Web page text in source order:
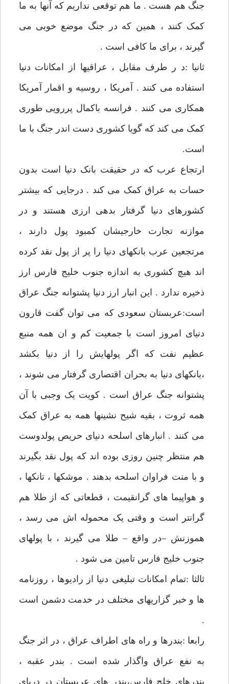
جنگ هم هست . ما هم توقعی نداریم که آنها به ما
کمک کنند ، همین که در جنگ موضع خوبی می
گیرند ، برای ما کافی است .
ثانیا :د ر طرف مقابل ، عراقیها از امکانات دنیا
استفاده می کنند . آمریکا ، روسیه و اقمار آمریکا
همکاری می کنند . فرانسه باکمال پررویی طوری
کمک می کند که گویا کشوری دست اندر جنگ با ما
است.
ارتجاع عرب که در حقیقت بانک دنیا است بدون
حسات به عراق کمک می کند . درجایی که بیشتر
کشورهای دنیا گرفتار بدهی ارزی هستند و در
موازنه تجارت خارجیشان کمبود پول دارند ،
مرتجعین عرب بانکهای دنیا را پر از پول نقد کرده
اند هیچ کشوری به اندازه جنوب خلیج فارس ارز
ذخیره ندارد . این انبار ارز دنیا پشتوانه جنگ عراق
است:عربستان سعودی که می توان گفت قارون
دنیای امروز است با جمعیت کم و ان همه منبع
عظیم نفت که اگر پولهایش را از دنیا بکشد
،بانکهای دنیا به بحران اقتصاری گرفتار می شوند ،
پشتوانه جنگ عراق است . کویت یک وجبی با آن
همه ثروت ، بقیه شیح نشینها همه به عراق کمک
می کنند . انبارهای اسلحه دنیای حریص پولدوست
هم منتظر چنین روزی بوده اند که پول نقد بگیرند
و با منت فراوان اسلحه بدهند . موشکها ، تانکها ،
و هواپیما های گرانقیمت ، قطعاتی که از طلا هم
گرانتر است و وقتی یک محموله اش می رسد ،
هموزنش –در واقع – طلا می گیرند ، با پولهای
جنوب خلیج فارس تامین می شود .
ثالثا :تمام امکانات تبلیغی دنیا از رادیوها ، روزنامه
ها و خبر گزاریهای مختلف در خدمت دشمن است
.
رابعا :بندرها و راه های اطراف عراق ، در اثر جنگ
به نفع عراق واگذار شده است . بندر عقبه ،
بندرهای خلج فارس،بندر های عربستان در دریای